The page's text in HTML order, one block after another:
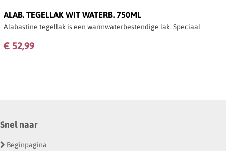
ALAB. TEGELLAK WIT WATERB. 750ML
Alabastine tegellak is een warmwaterbestendige lak. Speciaal
Maar ook uitermate geschikt voor vloertegels.
€ 52,99
Snel naar
Beginpagina